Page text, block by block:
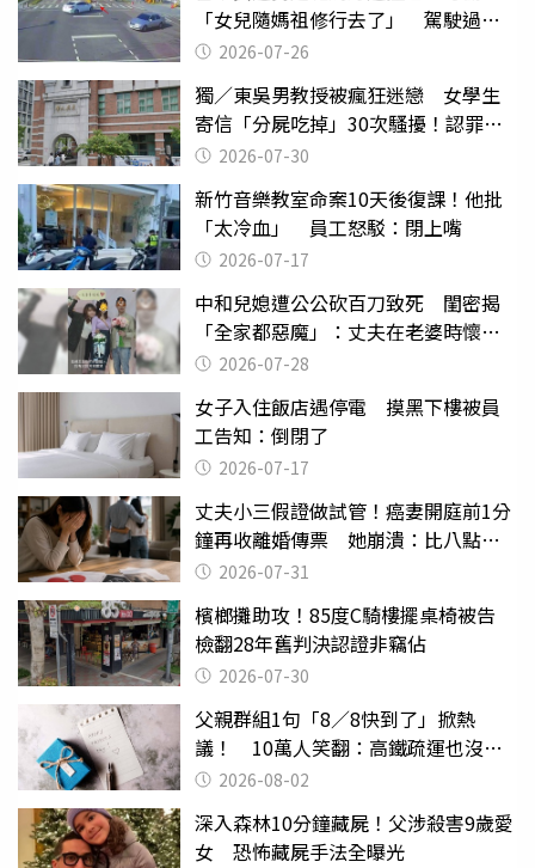
「女兒隨媽祖修行去了」 駕駛過失
致死判9月
2026-07-26
獨／東吳男教授被瘋狂迷戀 女學生
寄信「分屍吃掉」30次騷擾！認罪免
關 2026-07-30
新竹音樂教室命案10天後復課！他批
「太冷血」 員工怒駁：閉上嘴
2026-07-17
中和兒媳遭公公砍百刀致死 閨密揭
「全家都惡魔」：丈夫在老婆時懷孕
摔東西
2026-07-28
女子入住飯店遇停電 摸黑下樓被員
工告知：倒閉了
2026-07-17
丈夫小三假證做試管！癌妻開庭前1分
鐘再收離婚傳票 她崩潰：比八點檔
還扯2026-07-31
檳榔攤助攻！85度C騎樓擺桌椅被告
檢翻28年舊判決認證非竊佔
2026-07-30
父親群組1句「8／8快到了」掀熱
議！ 10萬人笑翻：高鐵疏運也沒列
父親節
2026-08-02
深入森林10分鐘藏屍！父涉殺害9歲愛
女 恐怖藏屍手法全曝光